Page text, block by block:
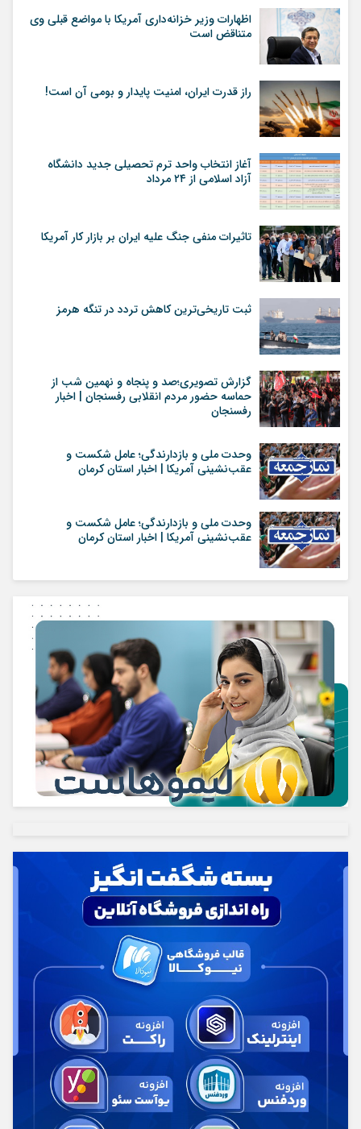
اظهارات وزیر خزانه‌داری آمریکا با مواضع قبلی وی
متناقض است
راز قدرت ایران، امنیت پایدار و بومی آن است!
آغاز انتخاب واحد ترم تحصیلی جدید دانشگاه
آزاد اسلامی از ۲۴ مرداد
تاثیرات منفی جنگ علیه ایران بر بازار کار آمریکا
ثبت تاریخی‌ترین کاهش تردد در تنگه هرمز
گزارش تصویری؛صد و پنجاه و نهمین شب از
حماسه حضور مردم انقلابی رفسنجان | اخبار
رفسنجان
وحدت ملی و بازدارندگی؛ عامل شکست و
عقب‌نشینی آمریکا | اخبار استان کرمان
وحدت ملی و بازدارندگی؛ عامل شکست و
عقب‌نشینی آمریکا | اخبار استان کرمان